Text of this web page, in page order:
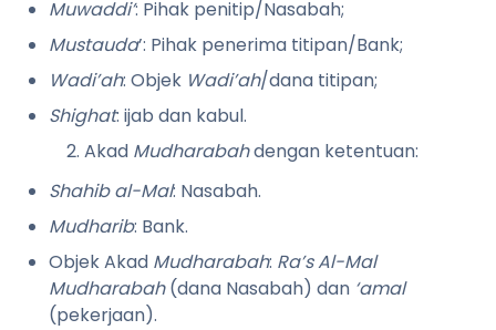
Muwaddi’: Pihak penitip/Nasabah;
Mustauda’: Pihak penerima titipan/Bank;
Wadi’ah: Objek Wadi’ah/dana titipan;
Shighat: ijab dan kabul.
2. Akad Mudharabahdengan ketentuan:
Shahib al-Mal: Nasabah.
Mudharib: Bank.
Objek Akad Mudharabah: Ra’s Al-Mal
Mudharabah(dana Nasabah) dan ‘amal
(pekerjaan).